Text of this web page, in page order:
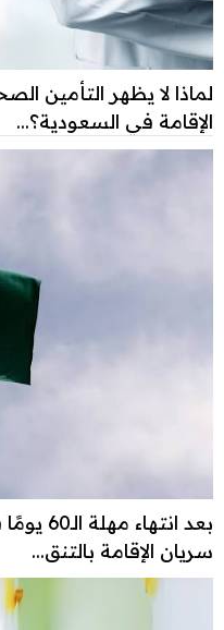
لماذا لا يظهر التأمين
الإقامة في السعودية؟...
بعد
سريان الإقامة بالتنق...